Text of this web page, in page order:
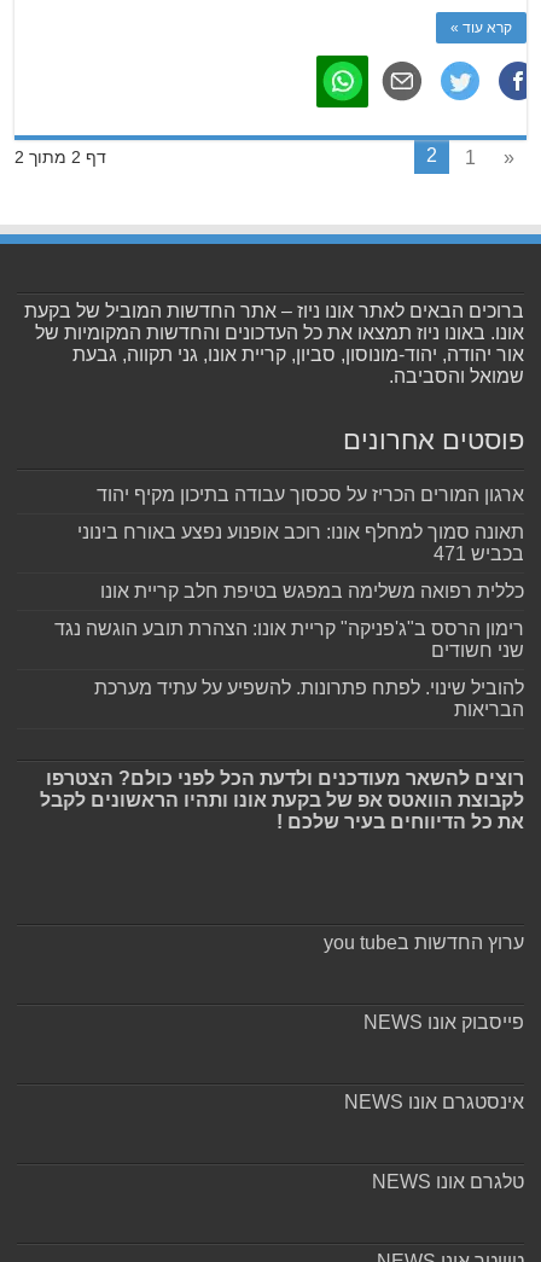
קרא עוד »
דף 2 מתוך 2 «
1
2
ברוכים הבאים לאתר אונו ניוז – אתר החדשות המוביל של בקעת
אונו. באונו ניוז תמצאו את כל העדכונים והחדשות המקומיות של
אור יהודה, יהוד-מונוסון, סביון, קריית אונו, גני תקווה, גבעת
שמואל והסביבה.
פוסטים אחרונים
ארגון המורים הכריז על סכסוך עבודה בתיכון מקיף יהוד
תאונה סמוך למחלף אונו: רוכב אופנוע נפצע באורח בינוני
בכביש 471
כללית רפואה משלימה במפגש בטיפת חלב קריית אונו
רימון הרסס ב"ג'פניקה" קריית אונו: הצהרת תובע הוגשה נגד
שני חשודים
להוביל שינוי. לפתח פתרונות. להשפיע על עתיד מערכת
הבריאות
רוצים להשאר מעודכנים ולדעת הכל לפני כולם? הצטרפו
לקבוצת הוואטס אפ של בקעת אונו ותהיו הראשונים לקבל
את כל הדיווחים בעיר שלכם !
ערוץ החדשות בyou tube
פייסבוק אונו NEWS
אינסטגרם אונו NEWS
טלגרם אונו NEWS